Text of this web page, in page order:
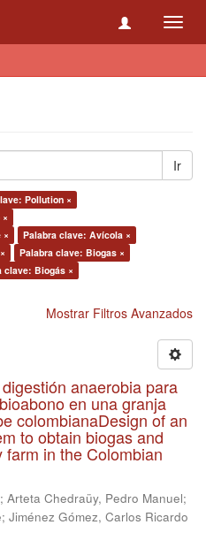
Ir
Pollution ×
×
Palabra clave: Avícola ×
Palabra clave: Biogas ×
clave: Biogás ×
Mostrar Filtros Avanzados
anaerobia para
en una granja
colombianaDesign of an
to obtain biogas and
in the Colombian
; Arteta Chedraüy, Pedro Manuel;
; Jiménez Gómez, Carlos Ricardo